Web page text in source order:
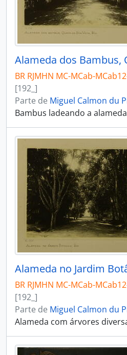
BR RJMHN MC-MCab-
[192_]
Parte de Miguel Calmon du
Bambus ladeando a alameda
Alameda no Jardim
BR RJMHN MC-MCab-
[192_]
Parte de Miguel Calmon du
Alameda com árvores